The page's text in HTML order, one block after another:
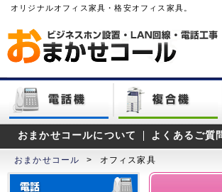
オリジナルオフィス家具・格安オフィス家具。
おまかせコールについて よくあるご質
おまかせコール > オフィス家具